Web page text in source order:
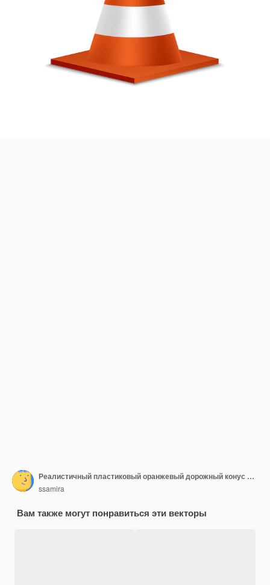
Реалистичный пластиковый оранжевый дорожный конус Вектор
ssamira
Вам также могут понравиться эти векторы